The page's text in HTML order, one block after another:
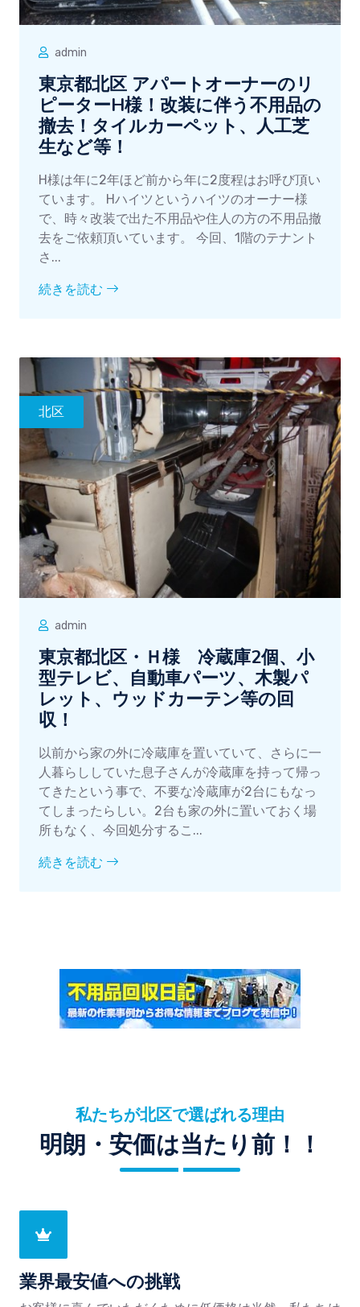
admin
東京都北区 アパートオーナーのリ
ピーターH様！改装に伴う不用品の
撤去！タイルカーペット、人工芝
生など等！
H様は年に2年ほど前から年に2度程はお呼び頂い
ています。 Hハイツというハイツのオーナー様
で、時々改装で出た不用品や住人の方の不用品撤
去をご依頼頂いています。 今回、1階のテナント
さ...
続きを読む
北区
admin
東京都北区・Ｈ様 冷蔵庫2個、小
型テレビ、自動車パーツ、木製パ
レット、ウッドカーテン等の回
収！
以前から家の外に冷蔵庫を置いていて、さらに一
人暮らししていた息子さんが冷蔵庫を持って帰っ
てきたという事で、不要な冷蔵庫が2台にもなっ
てしまったらしい。2台も家の外に置いておく場
所もなく、今回処分するこ...
続きを読む
私たちが北区で選ばれる理由
明朗・安価は当たり前！！
業界最安値への挑戦